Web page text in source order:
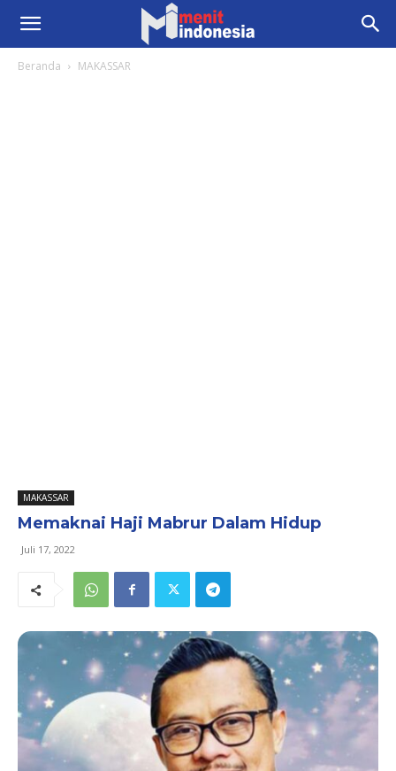
Beranda MAKASSAR
MAKASSAR
Memaknai Haji Mabrur Dalam Hidup
Juli 17, 2022